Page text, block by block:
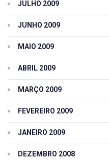
JULHO 2009
JUNHO 2009
MAIO 2009
ABRIL 2009
MARÇO 2009
FEVEREIRO 2009
JANEIRO 2009
DEZEMBRO 2008